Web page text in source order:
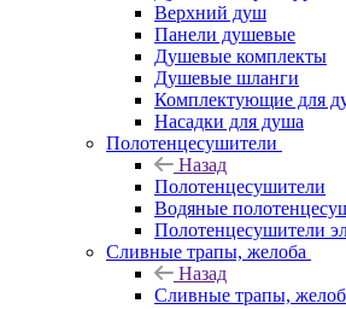
Верхний душ
Панели душевые
Душевые комплекты
Душевые шланги
Комплектующие для
Насадки для душа
Полотенцесушители
Назад
Полотенцесушители
Водяные
Полотенцесушители
Сливные трапы, желоба
Назад
Сливные трапы,